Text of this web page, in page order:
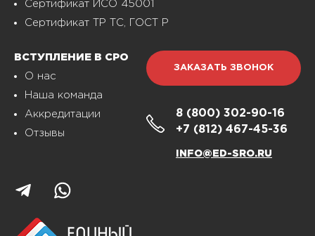
Сертификат ИСО 45001
Сертификат ТР ТС, ГОСТ Р
ВСТУПЛЕНИЕ В СРО
О нас
Наша команда
Аккредитации
Отзывы
ЗАКАЗАТЬ ЗВОНОК
8 (800) 302-90-16
+7 (812) 467-45-36
INFO@ED-SRO.RU